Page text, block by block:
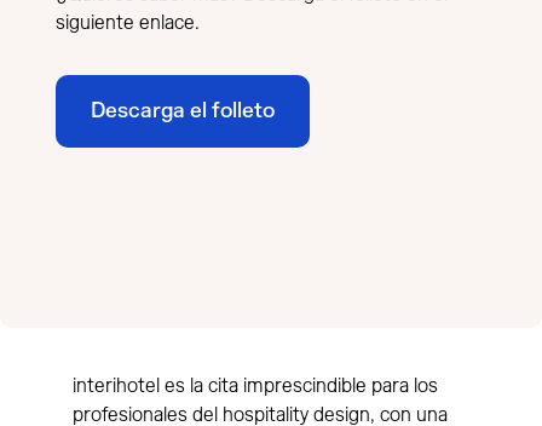
siguiente enlace.
Descarga el folleto
interihotel es la cita imprescindible para los
profesionales del hospitality design, con una